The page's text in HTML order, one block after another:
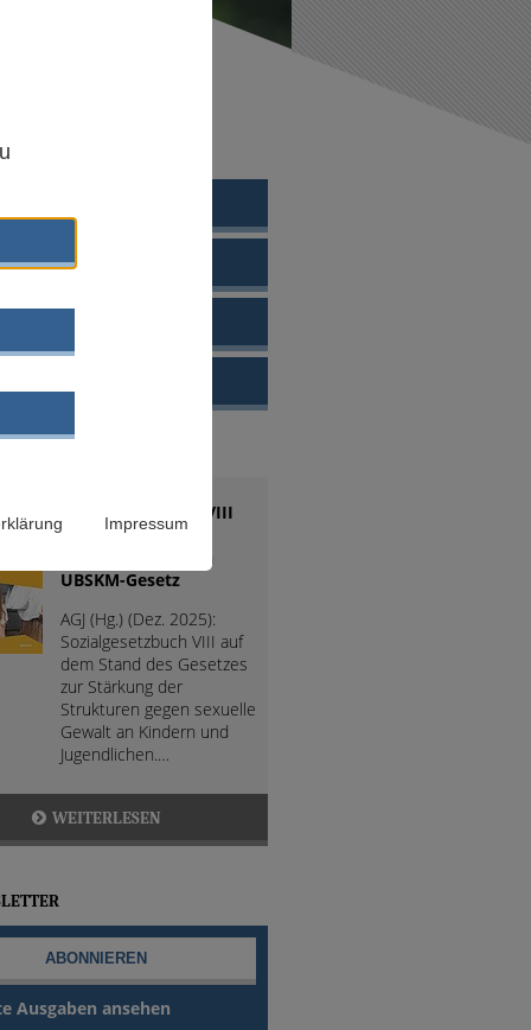
Impressum
THEMEN
Sozialgesetzbuch VIII
(SGB VIII) mit
UBSKM-Gesetz
AGJ (Hg.) (Dez. 2025):
Sozialgesetzbuch VIII auf
dem Stand des Gesetzes
zur Stärkung der
Strukturen gegen sexuelle
Gewalt an Kindern und
Jugendlichen.…
WEITERLESEN
Ausgaben ansehen